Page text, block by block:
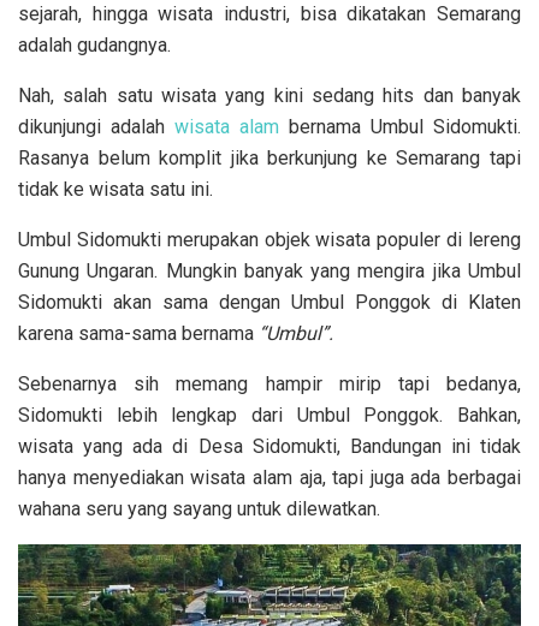
sejarah, hingga wisata industri, bisa dikatakan Semarang
adalah gudangnya.
Nah, salah satu wisata yang kini sedang hits dan banyak
dikunjungi adalah wisata alam bernama Umbul Sidomukti.
Rasanya belum komplit jika berkunjung ke Semarang tapi
tidak ke wisata satu ini.
Umbul Sidomukti merupakan objek wisata populer di lereng
Gunung Ungaran. Mungkin banyak yang mengira jika Umbul
Sidomukti akan sama dengan Umbul Ponggok di Klaten
karena sama-sama bernama “Umbul”.
Sebenarnya sih memang hampir mirip tapi bedanya,
Sidomukti lebih lengkap dari Umbul Ponggok. Bahkan,
wisata yang ada di Desa Sidomukti, Bandungan ini tidak
hanya menyediakan wisata alam aja, tapi juga ada berbagai
wahana seru yang sayang untuk dilewatkan.